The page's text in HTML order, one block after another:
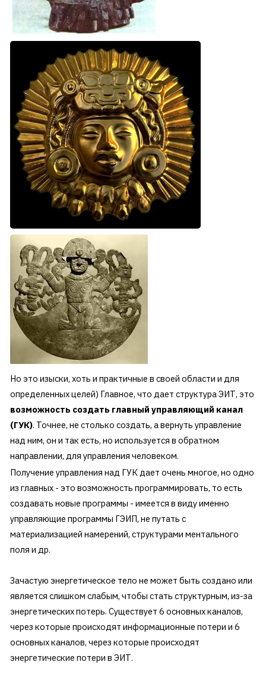
Но это изыски, хоть и практичные в своей области и для
определенных целей) Главное, что дает структура ЭИТ, это
возможность создать главный управляющий канал
(ГУК). Точнее, не столько создать, а вернуть управление
над ним, он и так есть, но используется в обратном
направлении, для управления человеком.
Получение управления над ГУК дает очень многое, но одно
из главных - это возможность программировать, то есть
создавать новые программы - имеется в виду именно
управляющие программы ГЭИП, не путать с
материализацией намерений, структурами ментального
поля и др.
Зачастую энергетическое тело не может быть создано или
является слишком слабым, чтобы стать структурным, из-за
энергетических потерь. Существует 6 основных каналов,
через которые происходят информационные потери и 6
основных каналов, через которые происходят
энергетические потери в ЭИТ.